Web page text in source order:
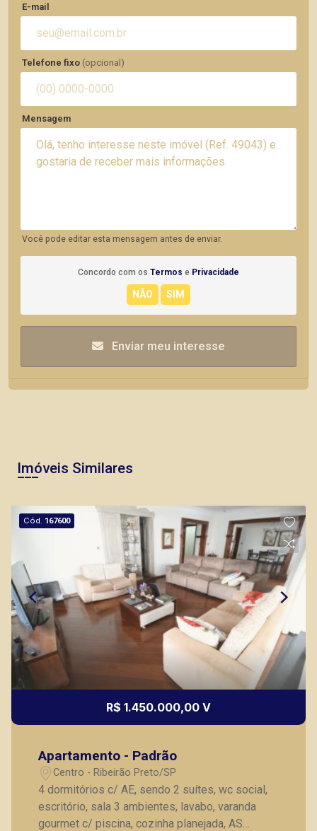
E-mail
Telefone fixo (opcional)
Mensagem
Você pode editar esta mensagem antes de enviar.
Concordo com os Termos e Privacidade
Enviar meu interesse
Imóveis Similares
Cód. 167600
R$ 1.450.000,00 V
Apartamento - Padrão
Centro - Ribeirão Preto/SP
4 dormitórios c/ AE, sendo 2 suítes, wc social,
escritório, sala 3 ambientes, lavabo, varanda
gourmet c/ piscina, cozinha planejada, AS